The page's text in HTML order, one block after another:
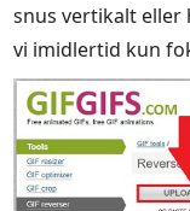
snus vertikalt
vi imidlertid kun